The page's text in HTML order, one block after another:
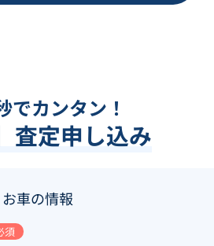
でカンタン！
査定申し込み
お車の情報
須